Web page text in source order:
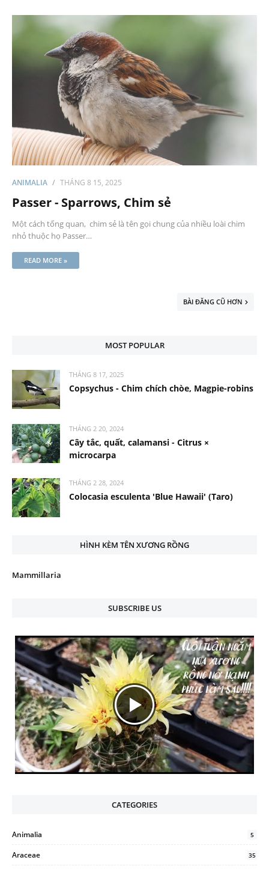
ANIMALIA THÁNG 8 15, 2025
Passer - Sparrows, Chim sẻ
Một cách tổng quan, chim sẻ là tên gọi chung của nhiều loài chim
nhỏ thuộc họ Passer…
READ MORE »
BÀI ĐĂNG CŨ HƠN
MOST POPULAR
THÁNG 8 17, 2025
Copsychus - Chim chích chòe, Magpie-robins
THÁNG 2 20, 2024
Cây tắc, quất, calamansi - Citrus ×
microcarpa
THÁNG 2 28, 2024
Colocasia esculenta 'Blue Hawaii' (Taro)
HÌNH KÈM TÊN XƯƠNG RỒNG
Mammillaria
SUBSCRIBE US
CATEGORIES
Animalia 5
Araceae 35